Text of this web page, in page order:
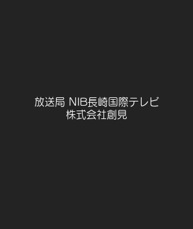
放送局 NIB長崎国際テレビ
株式会社創見